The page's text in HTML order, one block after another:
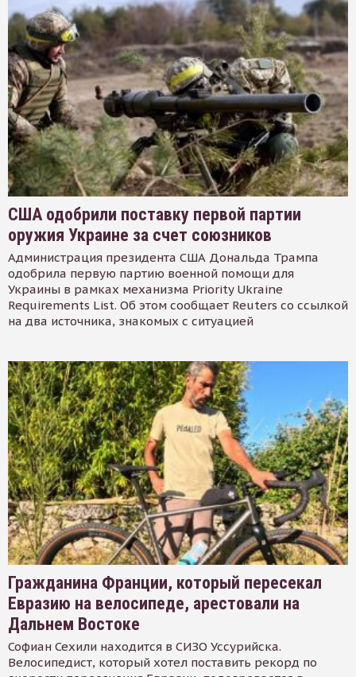
США одобрили поставку первой партии
оружия Украине за счет союзников
Администрация президента США Дональда Трампа
одобрила первую партию военной помощи для
Украины в рамках механизма Priority Ukraine
Requirements List. Об этом сообщает Reuters со ссылкой
на два источника, знакомых с ситуацией
Гражданина Франции, который пересекал
Евразию на велосипеде, арестовали на
Дальнем Востоке
Софиан Сехили находится в СИЗО Уссурийска.
Велосипедист, который хотел поставить рекорд по